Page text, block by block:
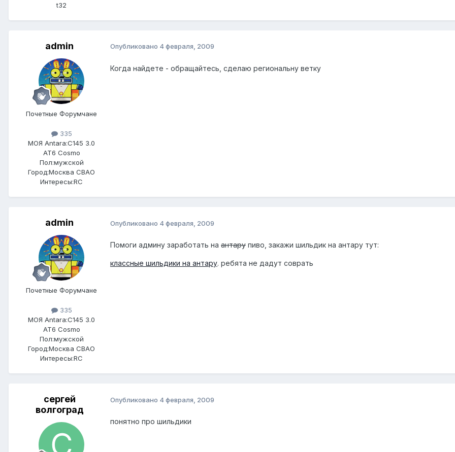
t32
admin
Почетные Форумчане
335
МОЯ Antara:C145 3.0
AT6 Cosmo
Пол:мужской
Город:Москва СВАО
Интересы:RC
Опубликовано 4 февраля, 2009
Когда найдете - обращайтесь, сделаю региональну ветку
admin
Почетные Форумчане
335
МОЯ Antara:C145 3.0
AT6 Cosmo
Пол:мужской
Город:Москва СВАО
Интересы:RC
Опубликовано 4 февраля, 2009
Помоги админу заработать на антару пиво, закажи шильдик на антару тут:
классные шильдики на антару. ребята не дадут соврать
сергей
волгоград
Опубликовано 4 февраля, 2009
понятно про шильдики